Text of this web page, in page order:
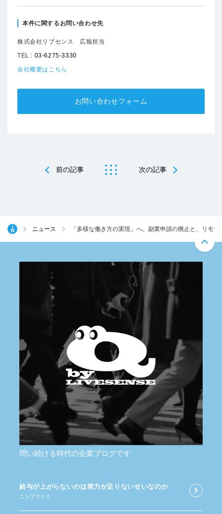
本件に関するお問い合わせ先
株式会社リブセンス 広報担当
TEL : 03-6275-3330
会社概要はこちら
お問い合わせフォーム
前の記事 次の記事
ニュース 「多様な働き方の実現」へ。副業申請の廃止と、リモ
問い続ける時代の企業ブログです
給与が​上がらないのは​努力が​足りないせいなのか
ニシブマリエ